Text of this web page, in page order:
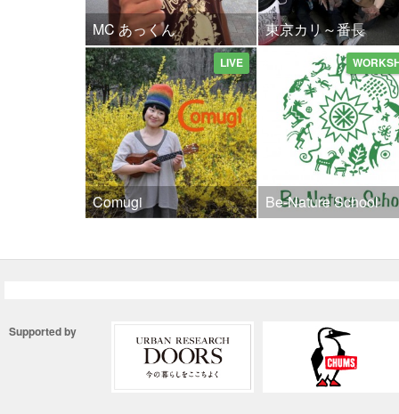
MC あっくん 東京カリ～番長
Comugi
LIVE
Be-Nature School
Supported by